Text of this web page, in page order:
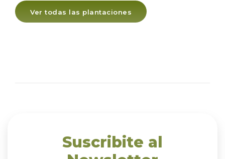
Ver todas las plantaciones
Suscribite al